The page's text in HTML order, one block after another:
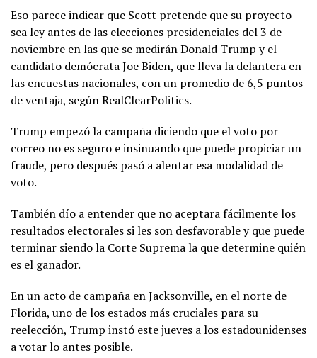
Eso parece indicar que Scott pretende que su proyecto
sea ley antes de las elecciones presidenciales del 3 de
noviembre en las que se medirán Donald Trump y el
candidato demócrata Joe Biden, que lleva la delantera en
las encuestas nacionales, con un promedio de 6,5 puntos
de ventaja, según RealClearPolitics.
Trump empezó la campaña diciendo que el voto por
correo no es seguro e insinuando que puede propiciar un
fraude, pero después pasó a alentar esa modalidad de
voto.
También dío a entender que no aceptara fácilmente los
resultados electorales si les son desfavorable y que puede
terminar siendo la Corte Suprema la que determine quién
es el ganador.
En un acto de campaña en Jacksonville, en el norte de
Florida, uno de los estados más cruciales para su
reelección, Trump instó este jueves a los estadounidenses
a votar lo antes posible.